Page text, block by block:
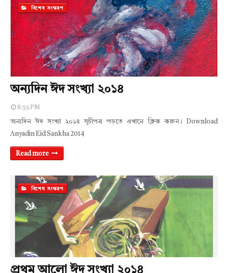
বিশেষ সংস্করণ
অন্যদিন ঈদ সংখ্যা ২০১৪
8:55 PM
অন্যদিন ঈদ সংখ্যা ২০১৪ সূচীপত্র পড়তে এখানে ক্লিক করুন। Download
Anyadin Eid Sankha 2014
Read more
বিশেষ সংস্করণ
প্রথম আলো ঈদ সংখ্যা ২০১৪